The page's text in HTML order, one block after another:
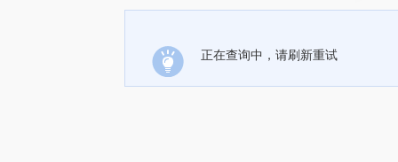
正在查询中，请刷新重试